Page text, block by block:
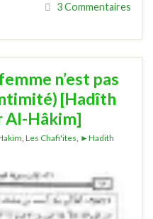
3 Commentaires
n’est pas
[Hadîth
Al-Hâkim]
Les Chafi'ites ►Hadith